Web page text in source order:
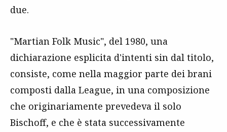
due.
"Martian Folk Music", del 1980, una
dichiarazione esplicita d'intenti sin dal titolo,
consiste, come nella maggior parte dei brani
composti dalla League, in una composizione
che originariamente prevedeva il solo
Bischoff, e che è stata successivamente